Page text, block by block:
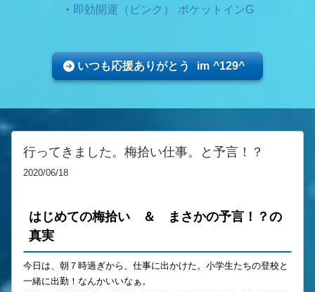
・ 即効開運（ピンク） ポケットインG
いつも応援ありがとう im ^129^
行ってきました。梅拾い仕事。と予言！？
2020/06/18
はじめての梅拾い ＆ まさかの予言！？の
真実
今日は、朝７時過ぎから、仕事に出かけた。小学生たちの登校と
一緒に出勤！なんかいいなぁ。